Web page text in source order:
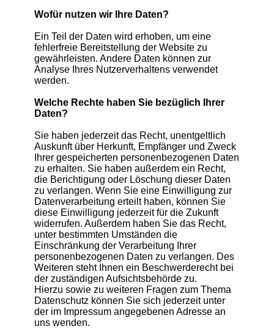
Wofür nutzen wir Ihre Daten?
Ein Teil der Daten wird erhoben, um eine
fehlerfreie Bereitstellung der Website zu
gewährleisten. Andere Daten können zur
Analyse Ihres Nutzerverhaltens verwendet
werden.
Welche Rechte haben Sie bezüglich Ihrer
Daten?
Sie haben jederzeit das Recht, unentgeltlich
Auskunft über Herkunft, Empfänger und Zweck
Ihrer gespeicherten personenbezogenen Daten
zu erhalten. Sie haben außerdem ein Recht,
die Berichtigung oder Löschung dieser Daten
zu verlangen. Wenn Sie eine Einwilligung zur
Datenverarbeitung erteilt haben, können Sie
diese Einwilligung jederzeit für die Zukunft
widerrufen. Außerdem haben Sie das Recht,
unter bestimmten Umständen die
Einschränkung der Verarbeitung Ihrer
personenbezogenen Daten zu verlangen. Des
Weiteren steht Ihnen ein Beschwerderecht bei
der zuständigen Aufsichtsbehörde zu.
Hierzu sowie zu weiteren Fragen zum Thema
Datenschutz können Sie sich jederzeit unter
der im Impressum angegebenen Adresse an
uns wenden.